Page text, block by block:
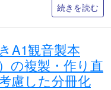
続きを読む
A1観音製本
の複製・作り直
慮した分冊化